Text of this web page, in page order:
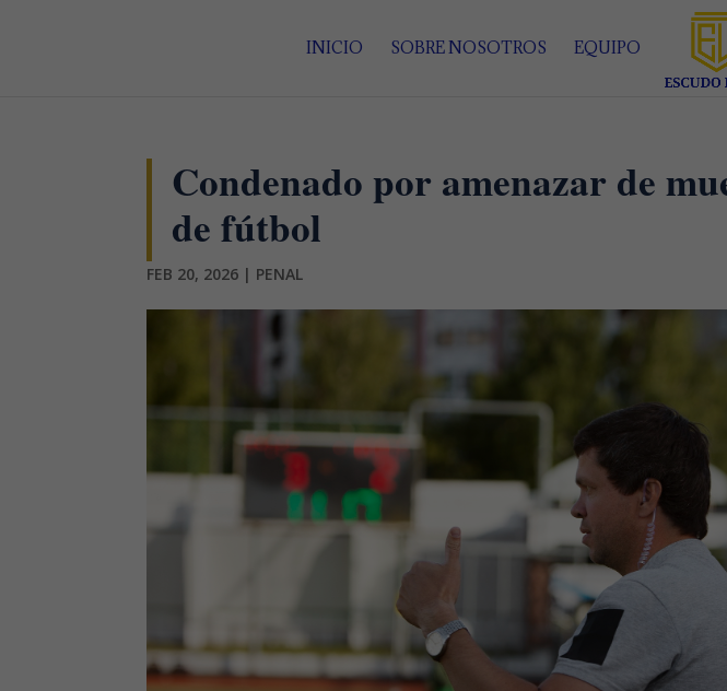
INICIO SOBRE NOSOTROS EQUIPO
Condenado por amenazar de
de fútbol
FEB 20, 2026 | PENAL